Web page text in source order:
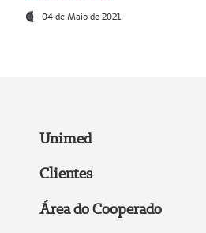
04 de Maio de 2021
Unimed
Clientes
Área do Cooperado